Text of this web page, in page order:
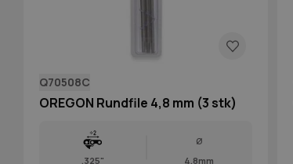
Q70508C
OREGON Rundfile 4,8 mm (3 stk)
.325"
Ø
4,8mm